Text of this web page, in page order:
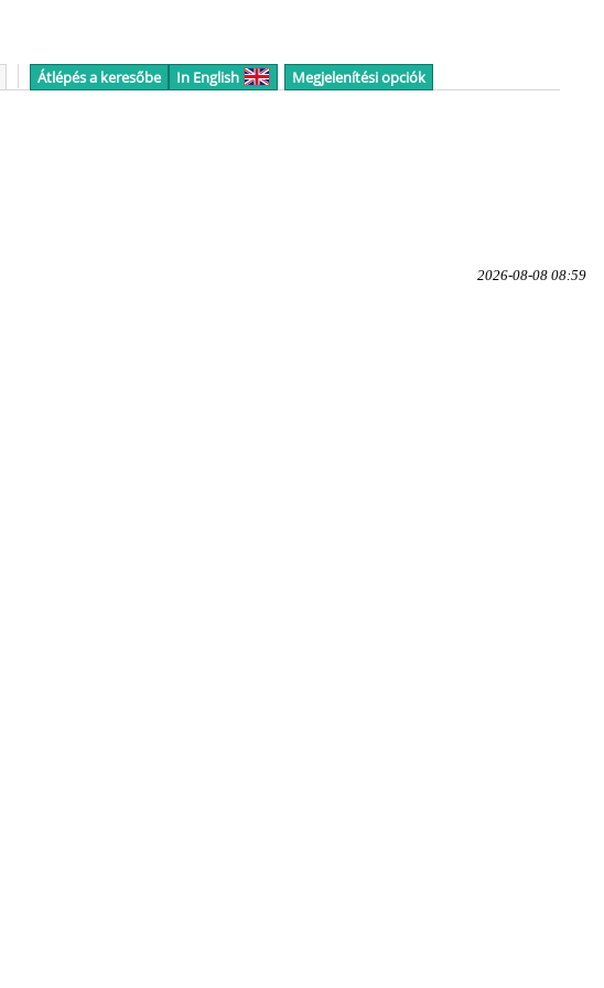
Átlépés a keresőbe In English Megjelenítési opciók
2026-08-08 08:59